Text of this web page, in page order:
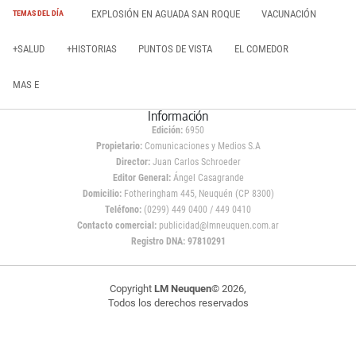
TEMAS DEL DÍA EXPLOSIÓN EN AGUADA SAN ROQUE VACUNACIÓN
+SALUD +HISTORIAS PUNTOS DE VISTA EL COMEDOR
MAS E
Información
Edición: 6950
Propietario:Comunicaciones y Medios S.A
Director: Juan Carlos Schroeder
Editor General:Ángel Casagrande
Domicilio:Fotheringham 445, Neuquén (CP 8300)
Teléfono: (0299) 449 0400 / 449 0410
Contacto comercial: publicidad@lmneuquen.com.ar
Registro DNA: 97810291
Copyright LM Neuquen© 2026,
Todos los derechos reservados